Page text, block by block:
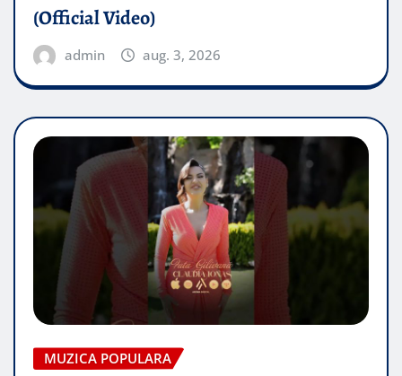
(Official Video)
admin aug. 3, 2026
MUZICA POPULARA